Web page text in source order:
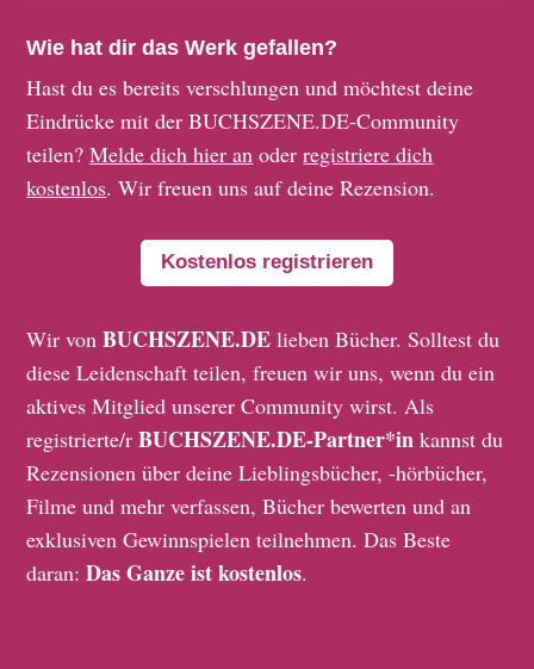
Wie hat dir das Werk gefallen?
Hast du es bereits verschlungen und möchtest deine
Eindrücke mit der BUCHSZENE.DE-Community
teilen?Melde dich hier an oderregistriere dich
kostenlos. Wir freuen uns auf deine Rezension.
Kostenlos registrieren
Wir vonBUCHSZENE.DE lieben Bücher. Solltest du
diese Leidenschaft teilen, freuen wir uns, wenn du ein
aktives Mitglied unserer Community wirst. Als
registrierte/rBUCHSZENE.DE-Partner*in kannst du
Rezensionen über deine Lieblingsbücher, -hörbücher,
Filme und mehr verfassen, Bücher bewerten und an
exklusiven Gewinnspielen teilnehmen. Das Beste
daran:Das Ganze ist kostenlos.